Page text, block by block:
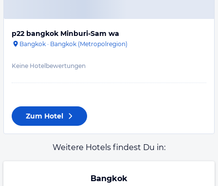
p22 bangkok Minburi-Sam wa
Bangkok · Bangkok (Metropolregion)
Keine Hotelbewertungen
Zum Hotel
Weitere Hotels findest Du in:
Bangkok